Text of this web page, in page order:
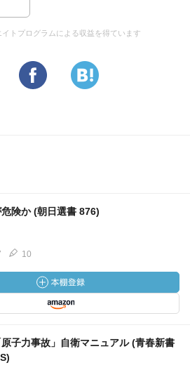
トプログラムによる収益を得ています
険か (朝日選書 876)
10
子力事故」自衛マニュアル (青春新書